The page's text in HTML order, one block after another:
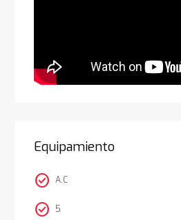
Equipamiento
check_circle A.C
check_circle 5